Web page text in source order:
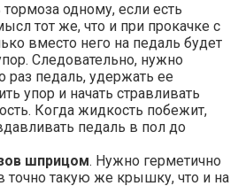
одному, если есть
тот же, что и при прокачке с
вместо него на педаль будет
Следовательно, нужно
раз педаль, удержать ее
упор и начать стравливать
Когда жидкость побежит,
педаль в пол до
шприцом. Нужно герметично
точно такую же крышку, что и на